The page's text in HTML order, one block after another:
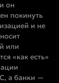
он
покинуть
и не
или
«как есть»
а банки —